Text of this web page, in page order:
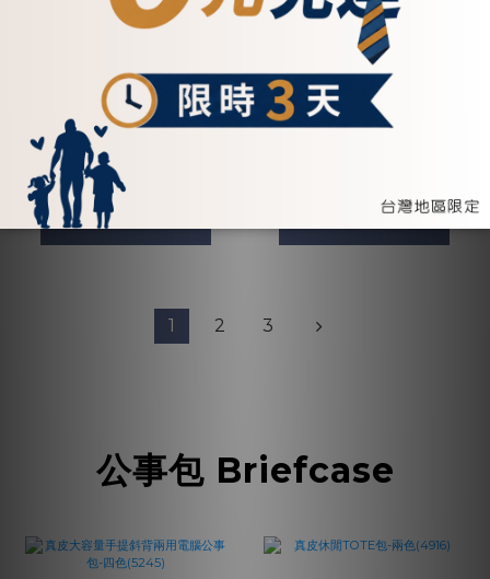
真皮極致多功能後背包-
ADD TO CART
真皮都會時尚風吐司包手
提/側背/後背包-兩色
(234005)
NT$4,800
1 2 3
公事包 Briefcase